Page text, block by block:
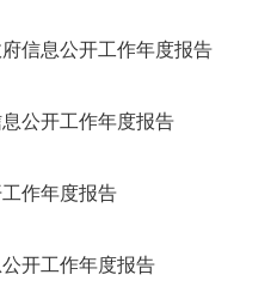
信息公开工作年度报告
公开工作年度报告
作年度报告
开工作年度报告